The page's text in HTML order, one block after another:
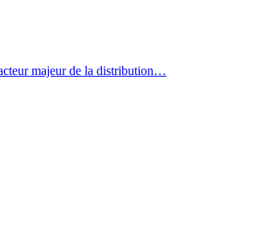
majeur de la distribution…